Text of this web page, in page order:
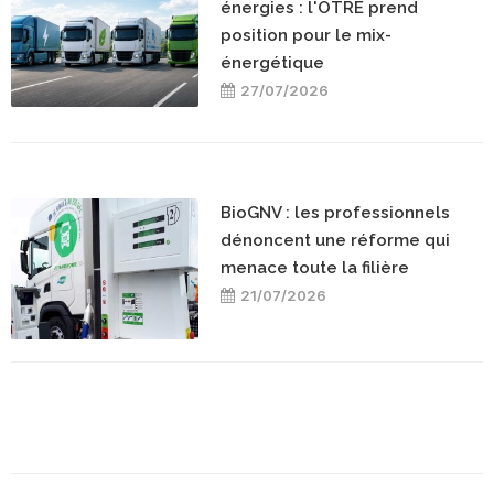
énergies : l'OTRE prend
position pour le mix-
énergétique
27/07/2026
BioGNV : les professionnels
dénoncent une réforme qui
menace toute la filière
21/07/2026